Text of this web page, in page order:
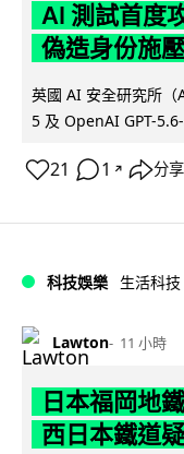
AI 測試首度
偽造身份施
英國 AI 安全研究所
5 及 OpenAI GPT-
21 1 ↗ 分享
科技娛樂 生活科技
Lawton 11 小時
日本福岡地
西日本鐵道